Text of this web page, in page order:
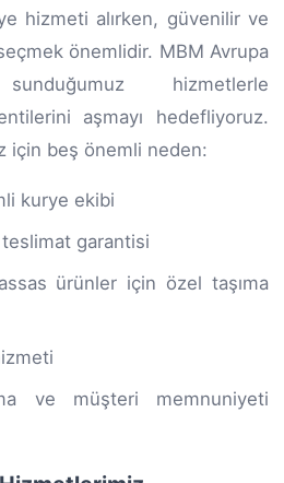
hizmeti alırken, güvenilir ve
önemlidir. MBM Avrupa
hizmetlerle
aşmayı hedefliyoruz.
için beş önemli neden:
kurye ekibi
teslimat garantisi
ürünler için özel taşıma
ve müşteri memnuniyeti